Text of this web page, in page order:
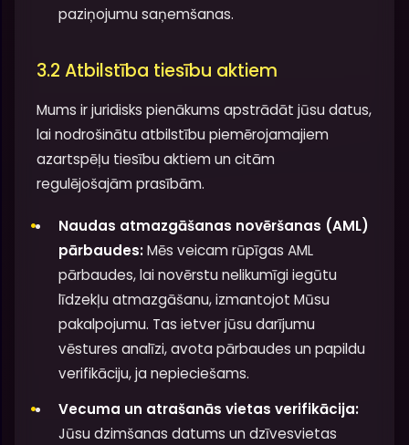
paziņojumu saņemšanas.
3.2 Atbilstība tiesību aktiem
Mums ir juridisks pienākums apstrādāt jūsu datus,
lai nodrošinātu atbilstību piemērojamajiem
azartspēļu tiesību aktiem un citām
regulējošajām prasībām.
Naudas atmazgāšanas novēršanas (AML)
pārbaudes:Mēs veicam rūpīgas AML
pārbaudes, lai novērstu nelikumīgi iegūtu
līdzekļu atmazgāšanu, izmantojot Mūsu
pakalpojumu. Tas ietver jūsu darījumu
vēstures analīzi, avota pārbaudes un papildu
verifikāciju, ja nepieciešams.
Vecuma un atrašanās vietas verifikācija:
Jūsu dzimšanas datums un dzīvesvietas